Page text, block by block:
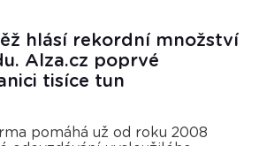
hlásí rekordní množství
Alza.cz poprvé
tisíce tun
pomáhá už od roku 2008